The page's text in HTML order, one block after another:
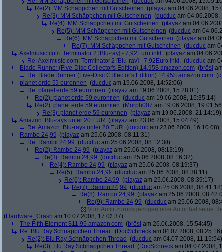
Re(2): MM Schäppchen mit Gutscheinen (playaz am 04.06.2008,
Re(3): MM Schäppchen mit Gutscheinen (ducduc am 04.06.2008,
Re(4): MM Schäppchen mit Gutscheinen (playaz am
Re(5): MM Schäppchen mit Gutscheinen (ducduc am
Re(6): MM Schäppchen mit Gutscheinen (playaz am
Re(7): MM Schäppchen mit Gutscheinen (ducduc am
Axelmusic.com: Terminator 2 [Blu-ray] - 7,92Euro inkl. (playaz am
Re: Axelmusic.com: Terminator 2 [Blu-ray] - 7,92Euro inkl. (ducduc am
Blade Runner (Five-Disc Collector's Edition) 14,95$ amazon.com (brösl
Re: Blade Runner (Five-Disc Collector's Edition) 14,95$ amazon.com (
planet erde 59 euronnen (ducduc am 19.06.2008, 14:52:06)
Re: planet erde 59 euronnen (playaz am 19.06.2008, 15:28:01)
Re(2): planet erde 59 euronnen (ducduc am 19.06.2008, 15:35:14)
Re(2): planet erde 59 euronnen (Morph007 am 19.06.2008,
Re(3): planet erde 59 euronnen (playaz am 19.06.2008, 21:14:19)
Amazon: Blu-rays unter 20 EUR (playaz am 23.06.2008, 15:04:49)
Re: Amazon: Blu-rays unter 20 EUR (ducduc am 23.06.2008, 16:10:08)
Rambo 24,99 (playaz am 25.06.2008, 08:11:31)
Re: Rambo 24,99 (ducduc am 25.06.2008, 08:12:30)
Re(2): Rambo 24,99 (playaz am 25.06.2008, 08:13:19)
Re(3): Rambo 24,99 (ducduc am 25.06.2008, 08:16:32)
Re(4): Rambo 24,99 (playaz am 25.06.2008, 08:19:37)
Re(5): Rambo 24,99 (ducduc am 25.06.2008, 08:38:11)
Re(6): Rambo 24,99 (playaz am 25.06.2008, 08:39:17)
Re(7): Rambo 24,99 (ducduc am 25.06.2008, 08:41:18)
Re(8): Rambo 24,99 (playaz am 25.06.2008,
Re(9): Rambo 24,99 (ducduc am 25.06.2008,
Vom Autor zurückgezogen oder Autor hat seine
(Hardware_Crash am 10.07.2008, 17:02:37)
The Fifth Element $11.95 amazon.com (brösl am 26.06.2008, 15:54:45)
Re: Blu Ray Schnäppchen Thread (DocSchneck am 04.07.2008, 08:25:16)
Re(2): Blu Ray Schnäppchen Thread (ducduc am 04.07.2008, 11:15:54)
Re(3): Blu Ray Schnäppchen Thread (DocSchneck am 04.07.2008,